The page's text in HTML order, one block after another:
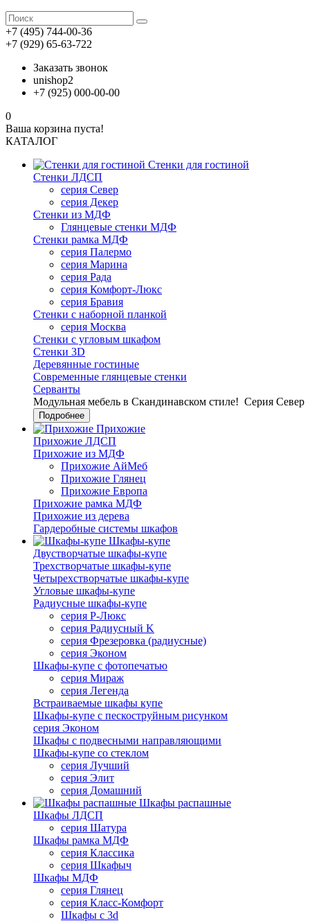
+7 (495) 744-00-36
+7 (929) 65-63-722
Заказать звонок
unishop2
+7 (925) 000-00-00
0
Ваша корзина пуста!
КАТАЛОГ
Стенки для гостиной
Стенки ЛДСП
серия Север
серия Декер
Стенки из МДФ
Глянцевые стенки МДФ
Стенки рамка МДФ
серия Палермо
серия Марина
серия Рада
серия Комфорт-Люкс
серия Бравия
Стенки с наборной планкой
серия Москва
Стенки с угловым шкафом
Стенки 3D
Деревянные гостиные
Современные глянцевые стенки
Серванты
Модульная мебель в Скандинавском стиле! Серия Север
Подробнее
Прихожие
Прихожие ЛДСП
Прихожие из МДФ
Прихожие АйМеб
Прихожие Глянец
Прихожие Европа
Прихожие рамка МДФ
Прихожие из дерева
Гардеробные системы шкафов
Шкафы-купе
Двустворчатые шкафы-купе
Трехстворчатые шкафы-купе
Четырехстворчатые шкафы-купе
Угловые шкафы-купе
Радиусные шкафы-купе
серия Р-Люкс
серия Радиусный K
серия Фрезеровка (радиусные)
серия Эконом
Шкафы-купе с фотопечатью
серия Мираж
серия Легенда
Встраиваемые шкафы купе
Шкафы-купе с пескоструйным рисунком
серия Эконом
Шкафы с подвесными направляющими
Шкафы-купе со стеклом
серия Лучший
серия Элит
серия Домашний
Шкафы распашные
Шкафы ЛДСП
серия Шатура
Шкафы рамка МДФ
серия Классика
серия Шкафыч
Шкафы МДФ
серия Глянец
серия Класс-Комфорт
Шкафы с 3d